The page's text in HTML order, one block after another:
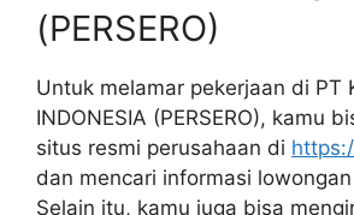
(PERSERO)
Untuk melamar pekerjaan di PT
INDONESIA (PERSERO), kamu
situs resmi perusahaan di
dan mencari informasi
Selain itu, kamu juga bisa